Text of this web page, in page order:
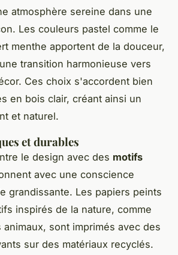
atmosphère sereine dans une
Les couleurs pastel comme le
menthe apportent de la douceur,
transition harmonieuse vers
Ces choix s'accordent bien
en bois clair, créant ainsi un
et naturel.
et durables
le design avec des motifs
avec une conscience
grandissante. Les papiers peints
inspirés de la nature, comme
sont imprimés avec des
sur des matériaux recyclés.